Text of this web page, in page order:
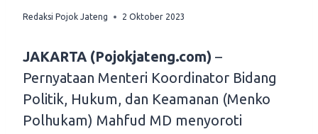
Redaksi Pojok Jateng 2 Oktober 2023
JAKARTA (Pojokjateng.com) –
Pernyataan Menteri Koordinator Bidang
Politik, Hukum, dan Keamanan (Menko
Polhukam) Mahfud MD menyoroti